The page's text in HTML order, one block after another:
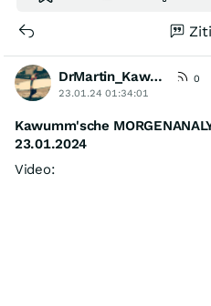
DrMartin_Kawumm
0
23.01.24 01:34:01
Kawumm'sche
23.01.2024
Video: